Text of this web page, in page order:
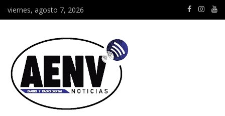
viernes, agosto 7, 2026